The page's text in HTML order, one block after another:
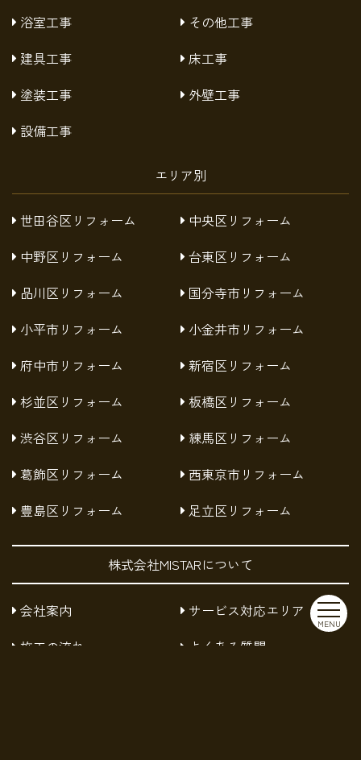
MENU
浴室工事
その他工事
建具工事
床工事
塗装工事
外壁工事
設備工事
エリア別
世田谷区リフォーム
中央区リフォーム
中野区リフォーム
台東区リフォーム
品川区リフォーム
国分寺市リフォーム
小平市リフォーム
小金井市リフォーム
府中市リフォーム
新宿区リフォーム
杉並区リフォーム
板橋区リフォーム
渋谷区リフォーム
練馬区リフォーム
葛飾区リフォーム
西東京市リフォーム
豊島区リフォーム
足立区リフォーム
株式会社MISTARについて
会社案内
サービス対応エリア
施工の流れ
よくある質問